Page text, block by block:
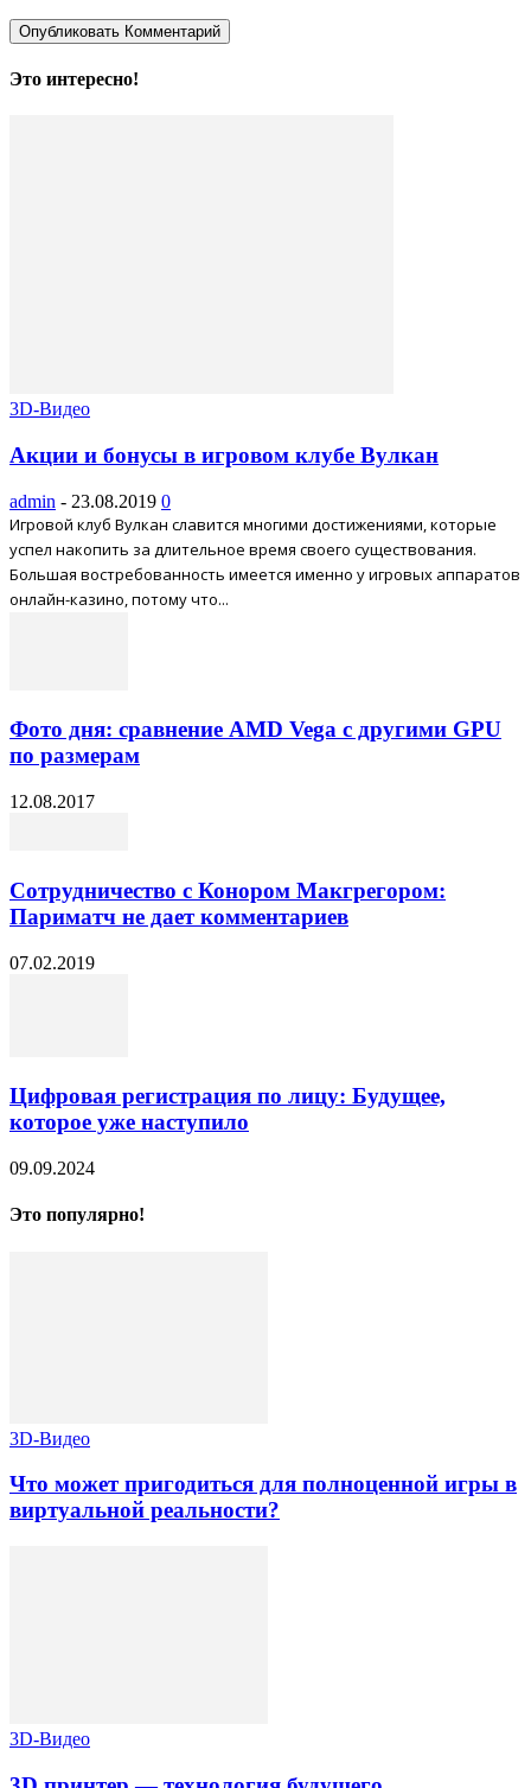
Это интересно!
3D-Видео
Акции и бонусы в игровом клубе Вулкан
admin - 23.08.2019 0
Игровой клуб Вулкан славится многими достижениями, которые
успел накопить за длительное время своего существования.
Большая востребованность имеется именно у игровых аппаратов
онлайн-казино, потому что...
Фото дня: сравнение AMD Vega с другими GPU
по размерам
12.08.2017
Сотрудничество с Конором Макгрегором:
Париматч не дает комментариев
07.02.2019
Цифровая регистрация по лицу: Будущее,
которое уже наступило
09.09.2024
Это популярно!
3D-Видео
Что может пригодиться для полноценной игры в
виртуальной реальности?
3D-Видео